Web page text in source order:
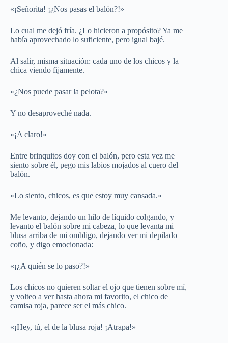
«¡Señorita! ¡¿Nos pasas el balón?!»
Lo cual me dejó fría. ¿Lo hicieron a propósito? Ya me
había aprovechado lo suficiente, pero igual bajé.
Al salir, misma situación: cada uno de los chicos y la
chica viendo fijamente.
«¿Nos puede pasar la pelota?»
Y no desaproveché nada.
«¡A claro!»
Entre brinquitos doy con el balón, pero esta vez me
siento sobre él, pego mis labios mojados al cuero del
balón.
«Lo siento, chicos, es que estoy muy cansada.»
Me levanto, dejando un hilo de líquido colgando, y
levanto el balón sobre mi cabeza, lo que levanta mi
blusa arriba de mi ombligo, dejando ver mi depilado
coño, y digo emocionada:
«¡¿A quién se lo paso?!»
Los chicos no quieren soltar el ojo que tienen sobre mí,
y volteo a ver hasta ahora mi favorito, el chico de
camisa roja, parece ser el más chico.
«¡Hey, tú, el de la blusa roja! ¡Atrapa!»